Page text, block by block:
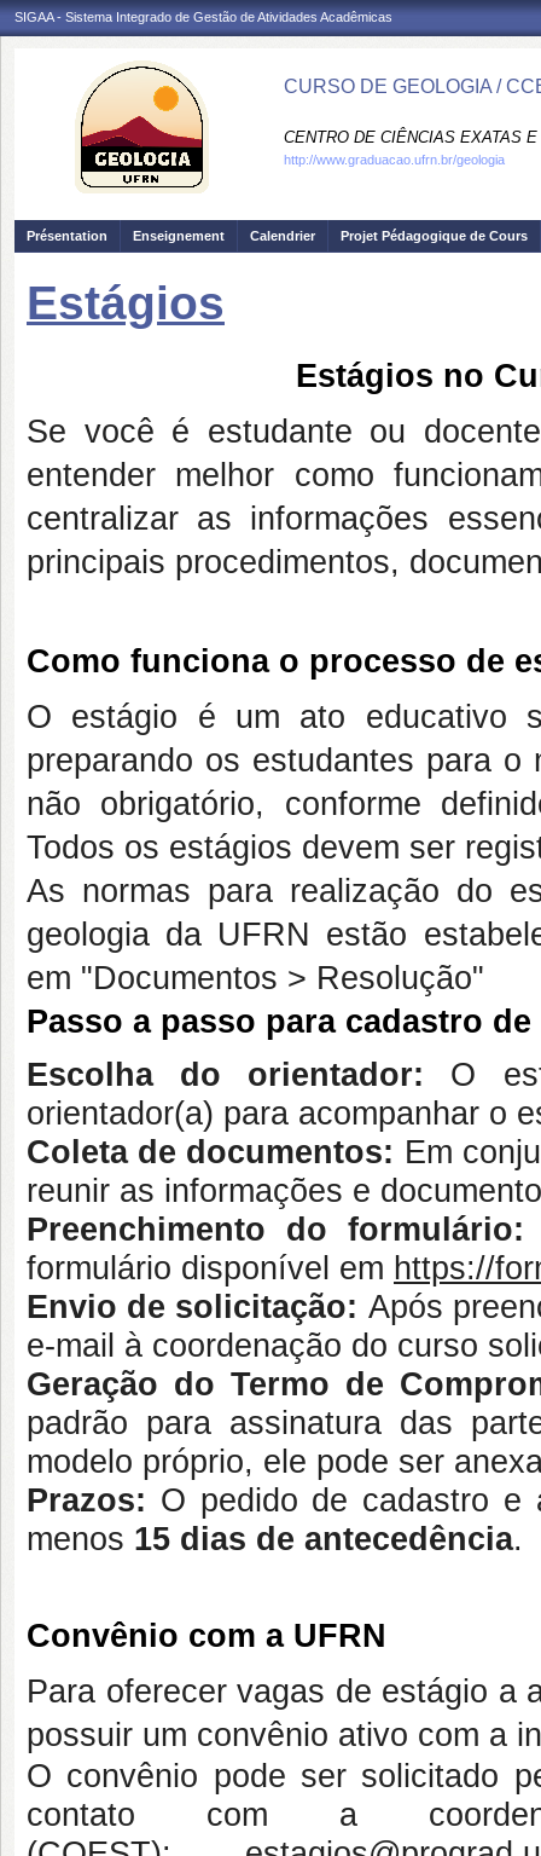
SIGAA - Sistema Integrado de Gestão de Atividades Acadêmicas
CURSO DE GEOLOGIA /
CENTRO DE CIÊNCIAS EXATAS
http://www.graduacao.ufrn.br/geologia
Présentation Enseignement Calendrier Projet Pédagogique de Cours
Estágios
Estágios no
Se você é estudante ou
entender melhor como
centralizar as informações
principais procedimentos,
Como funciona o processo de
O estágio é um ato educativo
preparando os estudantes para
não obrigatório, conforme
Todos os estágios devem ser
As normas para realização do
geologia da UFRN estão
em "Documentos > Resolução"
Passo a passo para cadastro
Escolha do orientador: O
orientador(a) para acompanhar o
Coleta de documentos: Em
reunir as informações e
Preenchimento do formulário:
formulário disponível em https://
Envio de solicitação: Após
e-mail à coordenação do curso
Geração do Termo de
padrão para assinatura das
modelo próprio, ele pode ser
Prazos: O pedido de cadastro e
menos 15 dias de antecedência.
Convênio com a UFRN
Para oferecer vagas de estágio a
possuir um convênio ativo com a
O convênio pode ser solicitado
contato com a